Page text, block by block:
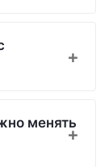
менять